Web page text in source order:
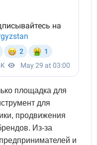
площадка для
для
продвижения
Из-за
и